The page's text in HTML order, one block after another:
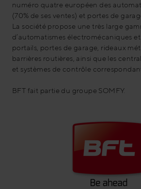
numéro quatre européen des
(70% de ses ventes) et portes de
La société propose une très large
d’automatismes électromécaniques
portails, portes de garage, rideaux
barrières routières, ainsi que les
et systèmes de contrôle
BFT fait partie du groupe SOMFY.